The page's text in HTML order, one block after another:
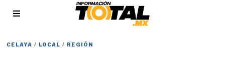
CELAYA / LOCAL / REGIÓN